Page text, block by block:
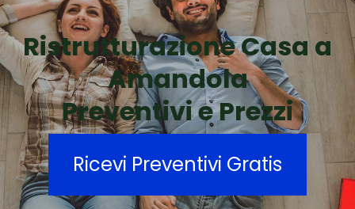
Ristrutturazione Casa a
Amandola
Preventivi e Prezzi
Ricevi Preventivi Gratis